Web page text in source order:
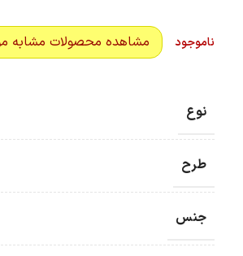
ناموجود مشاهده محصولات مشابه
نوع
طرح
جنس